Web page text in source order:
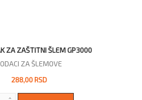
ZA ZAŠTITNI ŠLEM GP3000
ZA ŠLEMOVE
288,00 RSD